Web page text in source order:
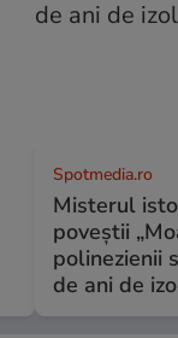
Spotmedia.ro
Misterul
poveștii
polinezienii
de ani de